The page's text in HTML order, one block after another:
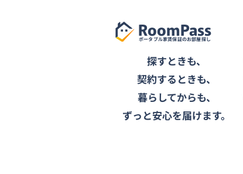
RoomPass
ポータブル家賃保証のお部屋探し
探すときも、
契約するときも、
暮らしてからも、
ずっと安心を届けます。